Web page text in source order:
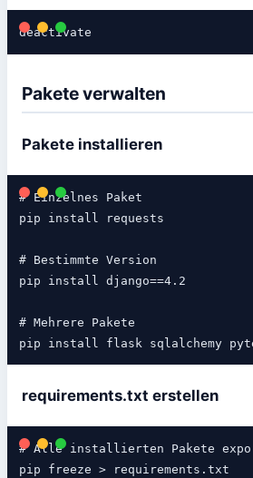
Pakete verwalten
Pakete installieren
# Einzelnes Paket
pip install requests
# Bestimmte Version
pip install django==4.2
# Mehrere Pakete
requirements.txt erstellen
# Alle installierten Pakete
pip freeze > requirements.txt